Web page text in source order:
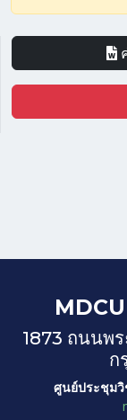
1873 ถนนพ
ก
ศูนย์ประชุมวิ